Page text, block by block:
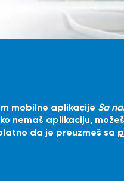
mobilne aplikacije Sa
nemaš aplikaciju,
da je preuzmeš sa